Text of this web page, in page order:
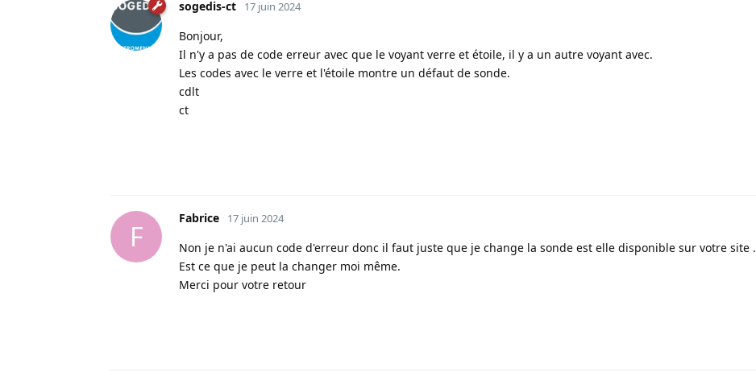
sogedis-ct 17 juin 2024
Bonjour,
Il n'y a pas de code erreur avec que le voyant verre et étoile, il y a un autre voyant avec.
Les codes avec le verre et l'étoile montre un défaut de sonde.
cdlt
ct
F
Fabrice 17 juin 2024
Non je n'ai aucun code d'erreur donc il faut juste que je change la sonde est elle disponible sur votre site .
Est ce que je peut la changer moi même.
Merci pour votre retour